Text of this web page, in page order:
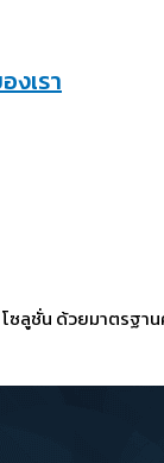
งเรา
โซลูชั่น ด้วยมาตรฐ